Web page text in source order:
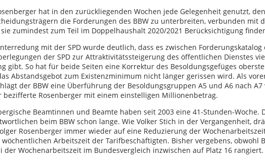
hat in den zurückliegenden Wochen jede Gelegenheit genutzt,
die Forderungen des BBW zu unterbreiten, verbunden mit
zumindest zum Teil im Doppelhaushalt 2020/2021 Berücksichtigung
mit der SPD wurde deutlich, dass es zwischen Forderungskatalog
der SPD zur Attraktivitätssteigerung des öffentlichen Dienstes
gibt. So hat für beide Seiten eine Korrektur des Besoldungsgefüges oberste
Abstandsgebot zum Existenzminimum nicht länger gerissen wird. Als
der BBW eine Überführung der Besoldungsgruppen A5 und A6 nach A7
bezifferte Rosenberger mit einem einstelligen Millionenbetrag.
Beamtinnen und Beamte haben seit 2003 eine 41-Stunden-Woche.
beim BBW schon lange. Wie Volker Stich in der Vergangenheit,
Rosenberger immer wieder auf eine Reduzierung der
Arbeitszeit der Tarifbeschäftigten. Bisher vergebens, obwohl
der Wochenarbeitszeit im Bundesvergleich inzwischen auf Platz 16 rangiert.